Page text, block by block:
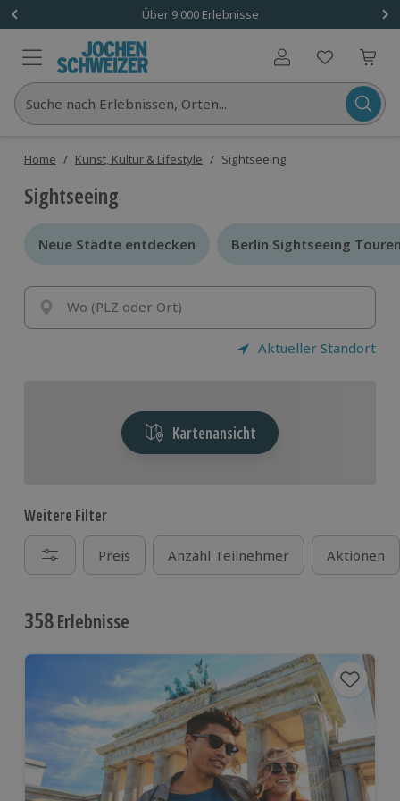
Über 9.000 Erlebnisse
Benutzerkonto
Suche nach Erlebnissen, Orten...
Home / Kunst, Kultur & Lifestyle / Sightseeing
Sightseeing
Neue Städte entdecken
Neue Städte entdecken Berlin Sightseeing
Berlin Sightseeing
Wo (PLZ oder Ort)
Aktueller Standort
Kartenansicht
Weitere Filter
Preis Anzahl Teilnehmer Aktionen
358Erlebnisse